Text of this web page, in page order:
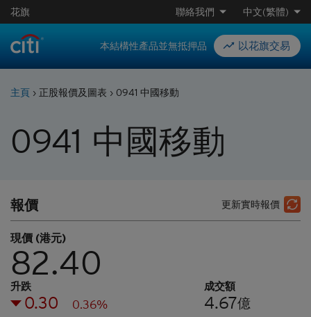
花旗 聯絡我們 中文(繁體)
本結構性產品並無抵押品 以花旗交易
主頁 › 正股報價及圖表 › 0941 中國移動
0941 中國移動
更新實時報價
報價
現價 (港元)
82.40
升跌
0.30 0.36%
成交額
4.67億